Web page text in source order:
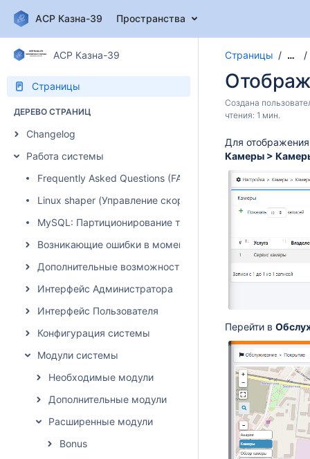
АСР Казна-39 Пространства
АСР Казна-39
Страницы
ДЕРЕВО СТРАНИЦ
Changelog
Работа системы
Frequently Asked Questions (FAQ)
Linux shaper (Управление скоростью)
MySQL: Партиционирование таблиц
Возникающие ошибки в момент авторизации абонента
Дополнительные возможности системы
Интерфейс Администратора
Интерфейс Пользователя
Конфигурация системы
Модули системы
Необходимые модули
Дополнительные модули
Расширенные модули
Bonus
Страницы …
Создана
чтения: 1 мин.
Для
Камеры >
Перейти в